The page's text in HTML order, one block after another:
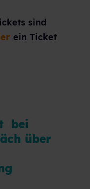
sind
ein Ticket
bei
über